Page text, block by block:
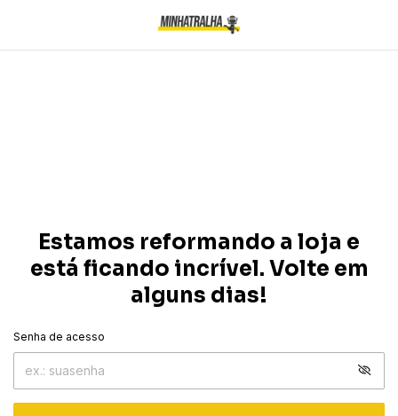
Estamos reformando a loja e
está ficando incrível. Volte em
alguns dias!
Senha de acesso